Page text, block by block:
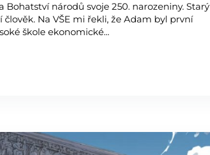
národů svoje 250. narozeniny. Starý
Na VŠE mi řekli, že Adam byl první
škole ekonomické...